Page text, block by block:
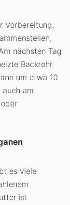
Vorbereitung.
nächsten Tag
Backrohr
um etwa 10
am
es viele
ist